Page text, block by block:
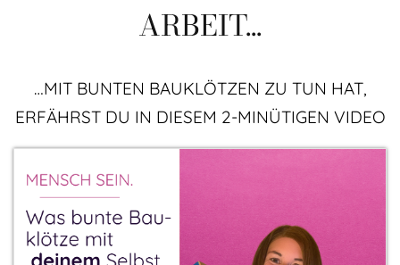
ARBEIT...
…MIT BUNTEN BAUKLÖTZEN ZU TUN HAT,
ERFÄHRST DU IN DIESEM 2-MINÜTIGEN VIDEO